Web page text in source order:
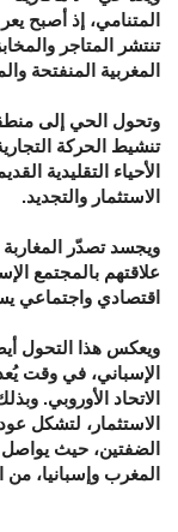
المتنامي، إذ أصبح
تنتشر المتاجر
المغربية المنفتحة
وتحول الحي إلى
تنشيط الحركة
الأحياء التقليدية
الاستثمار والتجديد.
ويجسد تصدّر المغاربة
علاقتهم بالمجتمع
اقتصادي واجتماعي
ويعكس هذا التحول
الإسباني، في وقت
الاتحاد الأوروبي.
الاستثمار، لتشكل
الضفتين، حيث يواصل
المغرب وإسبانيا، من